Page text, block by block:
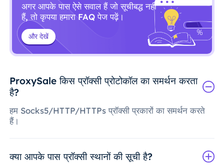
अगर आपके पास ऐसे सवाल हैं जो सूचीबद्ध नहीं
हैं, तो कृपया हमारा FAQ पेज पढ़ें।
और देखें
ProxySale किस प्रॉक्सी प्रोटोकॉल का समर्थन करता
है?
हम Socks5/HTTP/HTTPs प्रॉक्सी प्रकारों का समर्थन करते
हैं।
क्या आपके पास प्रॉक्सी स्थानों की सूची है?